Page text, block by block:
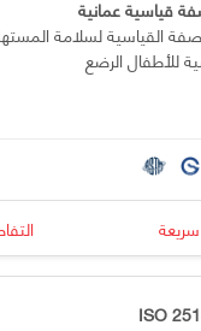
قياسية عمانية
القياسية لسلامة
للأطفال الرضع
ISO